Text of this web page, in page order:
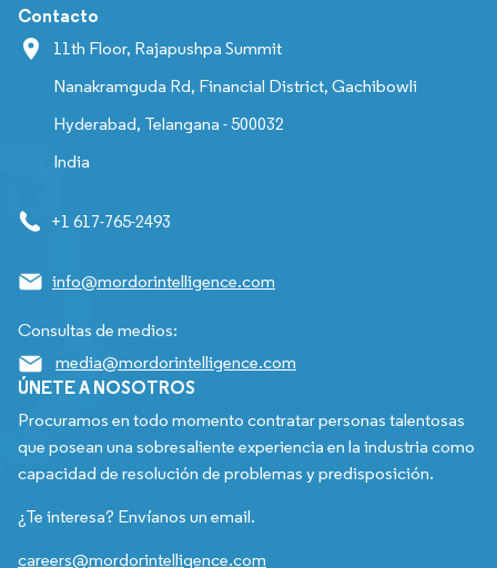
Contacto
11th Floor, Rajapushpa Summit
Nanakramguda Rd, Financial District, Gachibowli
Hyderabad, Telangana - 500032
India
+1 617-765-2493
info@mordorintelligence.com
Consultas de medios:
media@mordorintelligence.com
ÚNETE A NOSOTROS
Procuramos en todo momento contratar personas talentosas
que posean una sobresaliente experiencia en la industria como
capacidad de resolución de problemas y predisposición.
¿Te interesa? Envíanos un email.
careers@mordorintelligence.com